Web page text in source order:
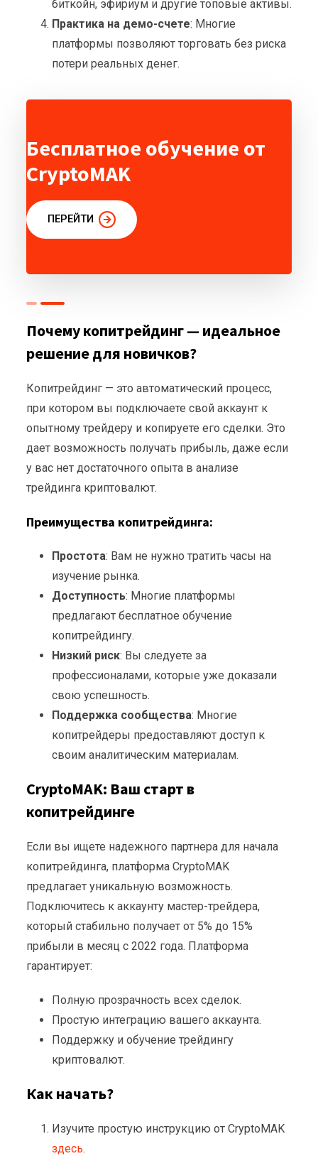
биткойн, эфириум и другие топовые активы.
Практика на демо-счете: Многие
платформы позволяют торговать без риска
потери реальных денег.
Бесплатное обучение от
CryptoMAK
ПЕРЕЙТИ
Почему копитрейдинг — идеальное
решение для новичков?
Копитрейдинг — это автоматический процесс,
при котором вы подключаете свой аккаунт к
опытному трейдеру и копируете его сделки. Это
дает возможность получать прибыль, даже если
у вас нет достаточного опыта в анализе
трейдинга криптовалют.
Преимущества копитрейдинга:
Простота: Вам не нужно тратить часы на
изучение рынка.
Доступность: Многие платформы
предлагают бесплатное обучение
копитрейдингу.
Низкий риск: Вы следуете за
профессионалами, которые уже доказали
свою успешность.
Поддержка сообщества: Многие
копитрейдеры предоставляют доступ к
своим аналитическим материалам.
CryptoMAK: Ваш старт в
копитрейдинге
Если вы ищете надежного партнера для начала
копитрейдинга, платформа CryptoMAK
предлагает уникальную возможность.
Подключитесь к аккаунту мастер-трейдера,
который стабильно получает от 5% до 15%
прибыли в месяц с 2022 года. Платформа
гарантирует:
Полную прозрачность всех сделок.
Простую интеграцию вашего аккаунта.
Поддержку и обучение трейдингу
криптовалют.
Как начать?
Изучите простую инструкцию от CryptoMAK
здесь.